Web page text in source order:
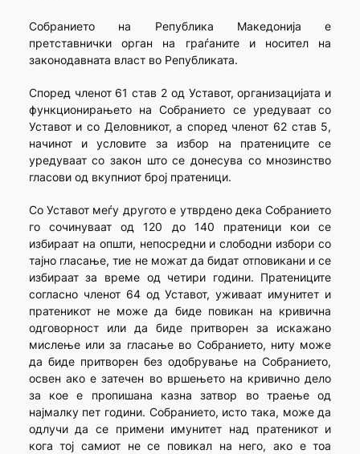
Собранието на Република Македонија е
претставнички орган на граѓаните и носител на
законодавната власт во Републиката.
Според членот 61 став 2 од Уставот, организацијата и
функционирањето на Собранието се уредуваат со
Уставот и со Деловникот, а според членот 62 став 5,
начинот и условите за избор на пратениците се
уредуваат со закон што се донесува со мнозинство
гласови од вкупниот број пратеници.
Со Уставот меѓу другото е утврдено дека Собранието
го сочинуваат од 120 до 140 пратеници кои се
избираат на општи, непосредни и слободни избори со
тајно гласање, тие не можат да бидат отповикани и се
избираат за време од четири години. Пратениците
согласно членот 64 од Уставот, уживаат имунитет и
пратеникот не може да биде повикан на кривична
одговорност или да биде притворен за искажано
мислење или за гласање во Собранието, ниту може
да биде притворен без одобрување на Собранието,
освен ако е затечен во вршењето на кривично дело
за кое е пропишана казна затвор во траење од
најмалку пет години. Собранието, исто така, може да
одлучи да се примени имунитет над пратеникот и
кога тој самиот не се повикал на него, ако е тоа